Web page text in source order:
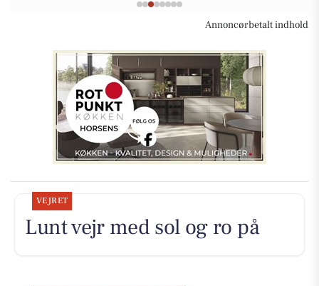
Annoncørbetalt indhold
VEJRET
Lunt vejr med sol og ro på